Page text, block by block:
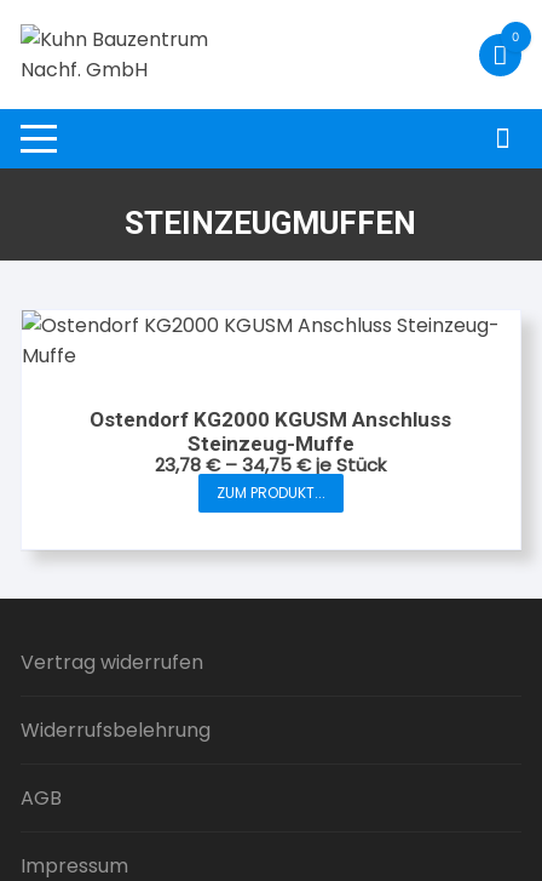
Inhalt
springen
0
STEINZEUGMUFFEN
Ostendorf KG2000 KGUSM Anschluss
Steinzeug-Muffe
23,78€–34,75€je Stück
ZUM PRODUKT...
Dieses
weist
mehrere
Vertrag widerrufen
Widerrufsbelehrung
AGB
Impressum